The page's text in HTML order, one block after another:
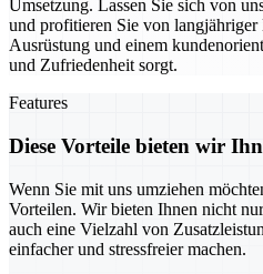
Umsetzung. Lassen Sie sich von
und profitieren Sie von
Ausrüstung und einem
und Zufriedenheit sorgt.
Features
Diese Vorteile bieten wir
Wenn Sie mit uns umziehen
Vorteilen. Wir bieten Ihnen nicht
auch eine Vielzahl von
einfacher und stressfreier machen.